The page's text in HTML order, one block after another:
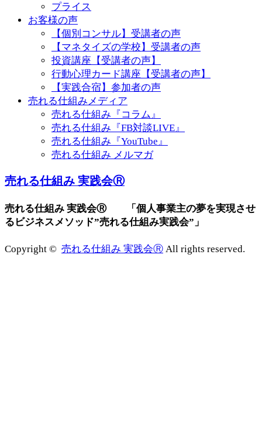
プライス
お客様の声
【個別コンサル】受講者の声
【マネタイズの学校】受講者の声
投資講座【受講者の声】
行動心理カード講座【受講者の声】
【実践合宿】参加者の声
売れる仕組みメディア
売れる仕組み『コラム』
売れる仕組み『FB対談LIVE』
売れる仕組み『YouTube』
売れる仕組み メルマガ
売れる仕組み 実践会Ⓡ
売れる仕組み 実践会Ⓡ 「個人事業主の夢を実現させ
るビジネスメソッド”売れる仕組み実践会”」
Copyright © 売れる仕組み 実践会Ⓡ All rights reserved.